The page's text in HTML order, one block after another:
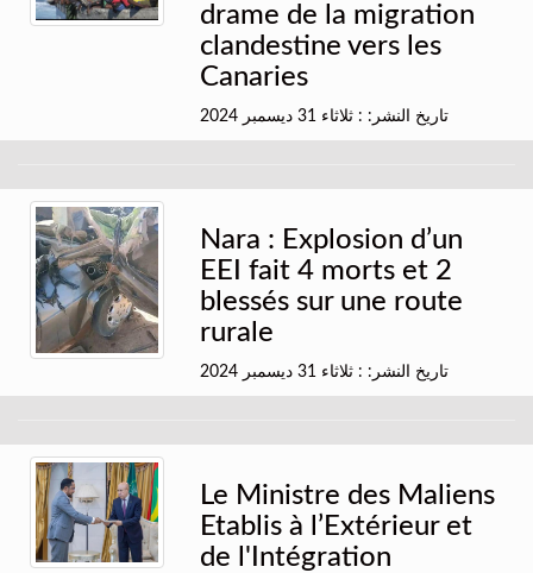
drame de la migration
clandestine vers les
Canaries
تاريخ النشر: : ثلاثاء 31 ديسمبر 2024
Nara : Explosion d’un
EEI fait 4 morts et 2
blessés sur une route
rurale
تاريخ النشر: : ثلاثاء 31 ديسمبر 2024
Le Ministre des Maliens
Etablis à l’Extérieur et
de l'Intégration